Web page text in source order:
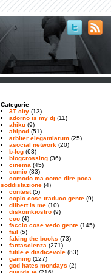
Categorie
3T city (13)
adorno is my dj (11)
ahiku (9)
ahipod (51)
arbiter elegantiarum (25)
asocial network (20)
b-log (63)
blogcrossing (36)
cinema (45)
comic (33)
comodo ma come dire poca
soddisfazione (4)
contest(5)
copio cose traduco gente (9)
dilbert is me (10)
diskoinkiostro (9)
eco (4)
faccio cose vedo gente (145)
fail (5)
faking the books (73)
fantascienza (271)
futile e disdicevole (83)
gaming (127)
god hates mondays (2)